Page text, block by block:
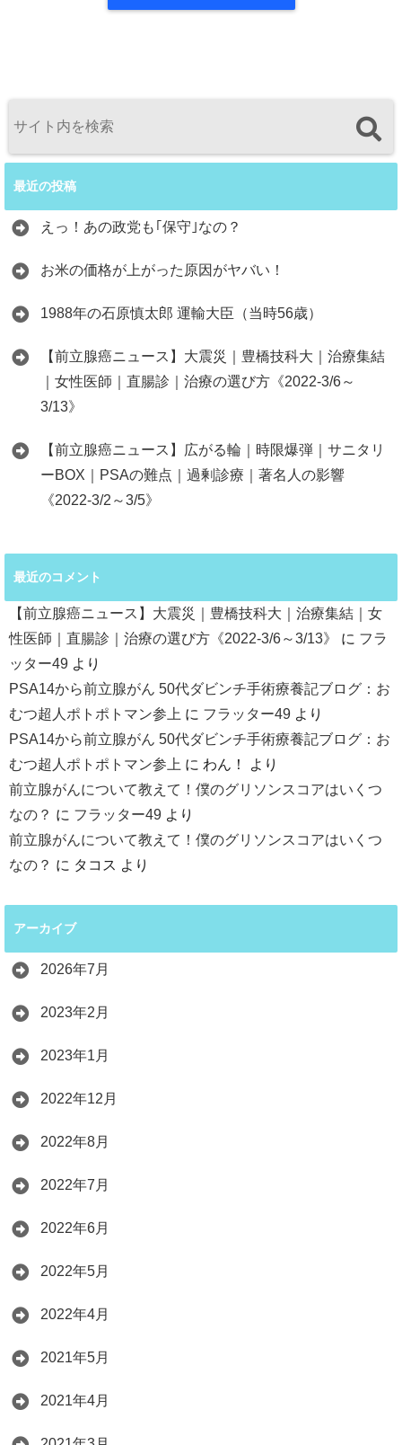
最近の投稿
えっ！あの政党も｢保守｣なの？
お米の価格が上がった原因がヤバい！
1988年の石原慎太郎 運輸大臣（当時56歳）
【前立腺癌ニュース】大震災｜豊橋技科大｜治療集結
｜女性医師｜直腸診｜治療の選び方《2022-3/6～
3/13》
【前立腺癌ニュース】広がる輪｜時限爆弾｜サニタリ
ーBOX｜PSAの難点｜過剰診療｜著名人の影響
《2022-3/2～3/5》
最近のコメント
【前立腺癌ニュース】大震災｜豊橋技科大｜治療集結｜女
性医師｜直腸診｜治療の選び方《2022-3/6～3/13》
に フラ
ッター49 より
PSA14から前立腺がん 50代ダビンチ手術療養記ブログ：お
むつ超人ポトポトマン参上 に フラッター49 より
PSA14から前立腺がん 50代ダビンチ手術療養記ブログ：お
むつ超人ポトポトマン参上 に わん！
より
前立腺がんについて教えて！僕のグリソンスコアはいくつ
なの？ に フラッター49 より
前立腺がんについて教えて！僕のグリソンスコアはいくつ
なの？ に タコス より
アーカイブ
2026年7月
2023年2月
2023年1月
2022年12月
2022年8月
2022年7月
2022年6月
2022年5月
2022年4月
2021年5月
2021年4月